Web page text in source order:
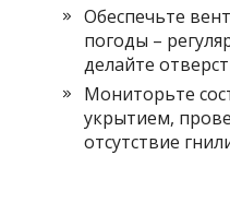
Обеспечьте
погоды –
делайте
Мониторьте
укрытием,
отсутствие